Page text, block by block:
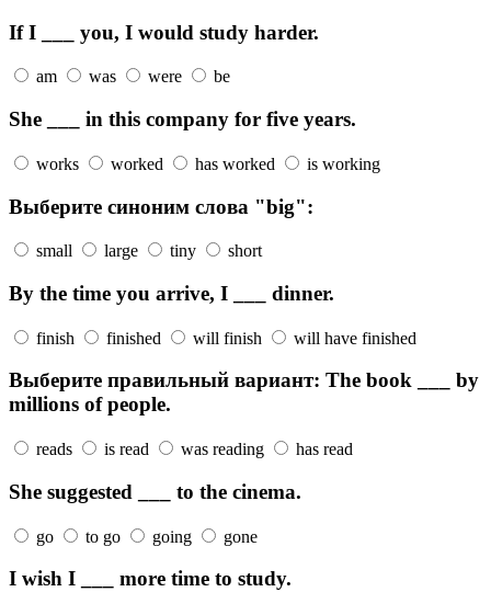
If I ___ you, I would study harder.
am was were be
She ___ in this company for five years.
works worked has worked is working
Выберите синоним слова "big":
small large tiny short
By the time you arrive, I ___ dinner.
finish finished will finish will have finished
Выберите правильный вариант: The book ___ by
millions of people.
reads is read was reading has read
She suggested ___ to the cinema.
go to go going gone
I wish I ___ more time to study.